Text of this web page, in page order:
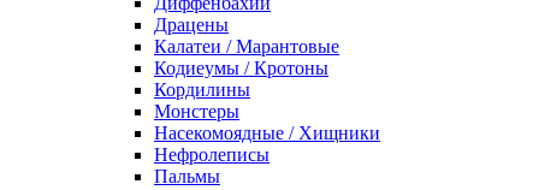
Драцены
Калатеи / Марантовые
Кодиеумы / Кротоны
Кордилины
Монстеры
Насекомоядные / Хищники
Нефролеписы
Пальмы